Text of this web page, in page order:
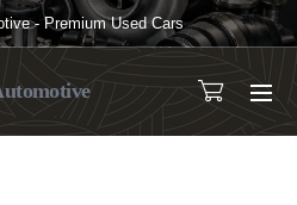
- Premium Used Cars